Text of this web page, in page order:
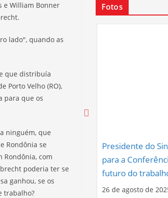
e William Bonner
lado", quando as
que distribuía
Porto Velho (RO),
para que os
ninguém, que
Rondônia se
Rondônia, com
poderia ter se
ganhou, se os
trabalho?
Fotos
2025-2026 começa
portas das fábricas
Presidente do
para a
futuro do
26 de agosto de